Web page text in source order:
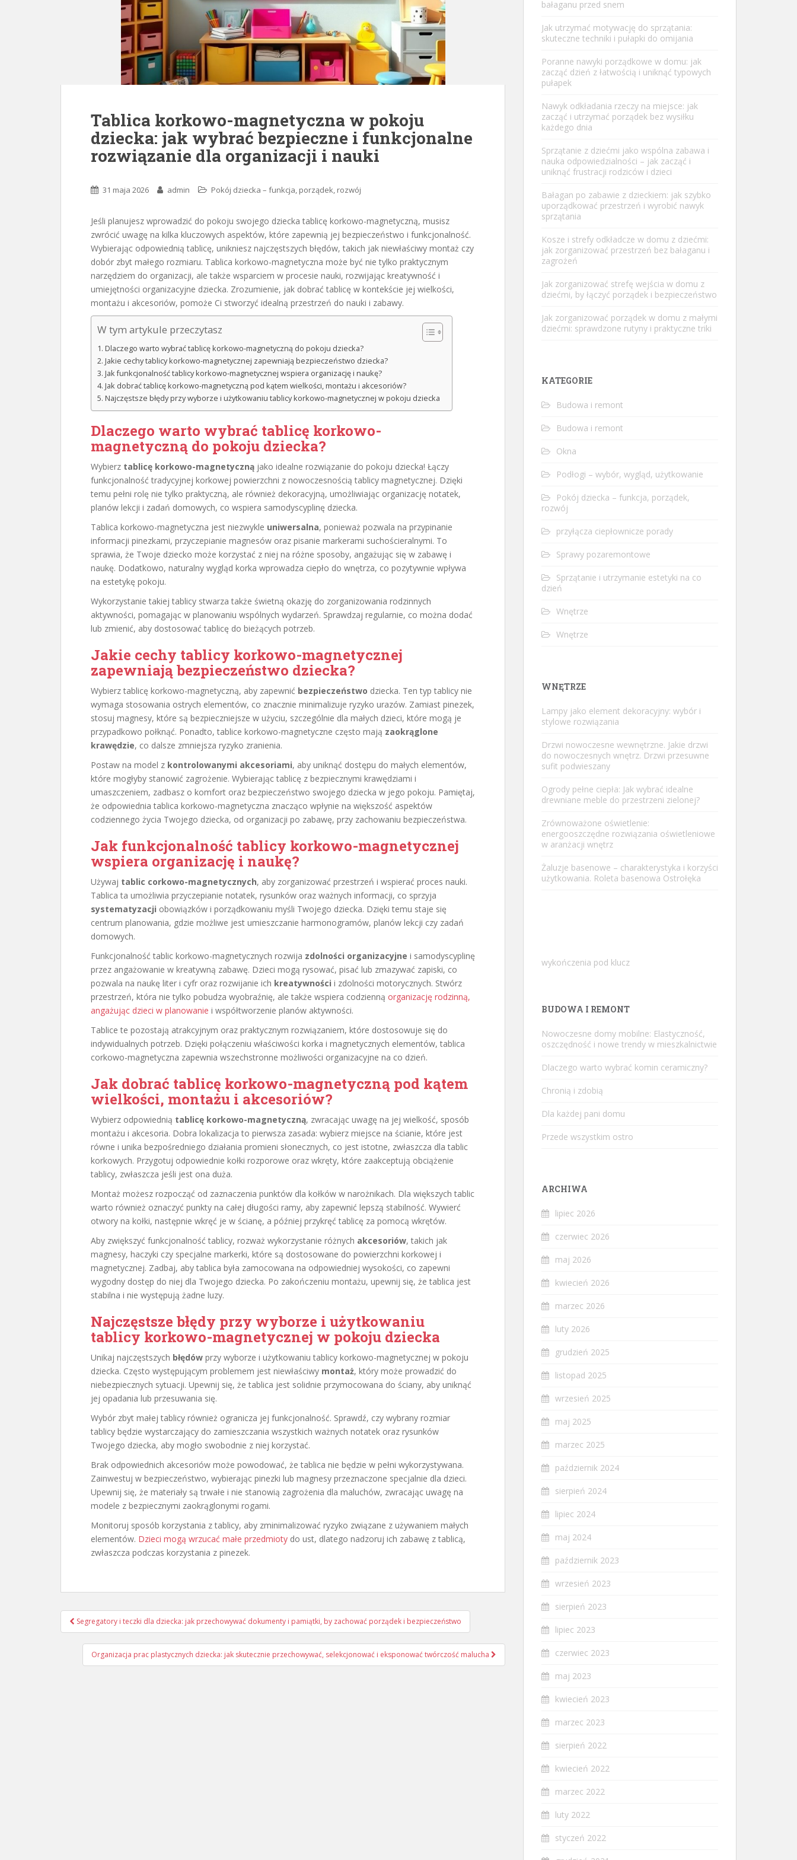
Tablica korkowo-magnetyczna w pokoju
dziecka: jak wybrać bezpieczne i funkcjonalne
rozwiązanie dla organizacji i nauki
31 maja 2026 admin Pokój dziecka – funkcja, porządek, rozwój
Jeśli planujesz wprowadzić do pokoju swojego dziecka tablicę korkowo-magnetyczną, musisz
zwrócić uwagę na kilka kluczowych aspektów, które zapewnią jej bezpieczeństwo i funkcjonalność.
Wybierając odpowiednią tablicę, unikniesz najczęstszych błędów, takich jak niewłaściwy montaż czy
dobór zbyt małego rozmiaru. Tablica korkowo-magnetyczna może być nie tylko praktycznym
narzędziem do organizacji, ale także wsparciem w procesie nauki, rozwijając kreatywność i
umiejętności organizacyjne dziecka. Zrozumienie, jak dobrać tablicę w kontekście jej wielkości,
montażu i akcesoriów, pomoże Ci stworzyć idealną przestrzeń do nauki i zabawy.
W tym artykule przeczytasz
Dlaczego warto wybrać tablicę korkowo-magnetyczną do pokoju dziecka?
Jakie cechy tablicy korkowo-magnetycznej zapewniają bezpieczeństwo dziecka?
Jak funkcjonalność tablicy korkowo-magnetycznej wspiera organizację i naukę?
Jak dobrać tablicę korkowo-magnetyczną pod kątem wielkości, montażu i akcesoriów?
Najczęstsze błędy przy wyborze i użytkowaniu tablicy korkowo-magnetycznej w pokoju dziecka
Dlaczego warto wybrać tablicę korkowo-
magnetyczną do pokoju dziecka?
Wybierz tablicę korkowo-magnetyczną jako idealne rozwiązanie do pokoju dziecka! Łączy
funkcjonalność tradycyjnej korkowej powierzchni z nowoczesnością tablicy magnetycznej. Dzięki
temu pełni rolę nie tylko praktyczną, ale również dekoracyjną, umożliwiając organizację notatek,
planów lekcji i zadań domowych, co wspiera samodyscyplinę dziecka.
Tablica korkowo-magnetyczna jest niezwykle uniwersalna, ponieważ pozwala na przypinanie
informacji pinezkami, przyczepianie magnesów oraz pisanie markerami suchościeralnymi. To
sprawia, że Twoje dziecko może korzystać z niej na różne sposoby, angażując się w zabawę i
naukę. Dodatkowo, naturalny wygląd korka wprowadza ciepło do wnętrza, co pozytywnie wpływa
na estetykę pokoju.
Wykorzystanie takiej tablicy stwarza także świetną okazję do zorganizowania rodzinnych
aktywności, pomagając w planowaniu wspólnych wydarzeń. Sprawdzaj regularnie, co można dodać
lub zmienić, aby dostosować tablicę do bieżących potrzeb.
Jakie cechy tablicy korkowo-magnetycznej
zapewniają bezpieczeństwo dziecka?
Wybierz tablicę korkowo-magnetyczną, aby zapewnić bezpieczeństwo dziecka. Ten typ tablicy nie
wymaga stosowania ostrych elementów, co znacznie minimalizuje ryzyko urazów. Zamiast pinezek,
stosuj magnesy, które są bezpieczniejsze w użyciu, szczególnie dla małych dzieci, które mogą je
przypadkowo połknąć. Ponadto, tablice korkowo-magnetyczne często mają zaokrąglone
krawędzie, co dalsze zmniejsza ryzyko zranienia.
Postaw na model z kontrolowanymi akcesoriami, aby uniknąć dostępu do małych elementów,
które mogłyby stanowić zagrożenie. Wybierając tablicę z bezpiecznymi krawędziami i
umaszczeniem, zadbasz o komfort oraz bezpieczeństwo swojego dziecka w jego pokoju. Pamiętaj,
że odpowiednia tablica korkowo-magnetyczna znacząco wpłynie na większość aspektów
codziennego życia Twojego dziecka, od organizacji po zabawę, przy zachowaniu bezpieczeństwa.
Jak funkcjonalność tablicy korkowo-magnetycznej
wspiera organizację i naukę?
Używaj tablic corkowo-magnetycznych, aby zorganizować przestrzeń i wspierać proces nauki.
Tablica ta umożliwia przyczepianie notatek, rysunków oraz ważnych informacji, co sprzyja
systematyzacji obowiązków i porządkowaniu myśli Twojego dziecka. Dzięki temu staje się
centrum planowania, gdzie możliwe jest umieszczanie harmonogramów, planów lekcji czy zadań
domowych.
Funkcjonalność tablic korkowo-magnetycznych rozwija zdolności organizacyjne i samodyscyplinę
przez angażowanie w kreatywną zabawę. Dzieci mogą rysować, pisać lub zmazywać zapiski, co
pozwala na naukę liter i cyfr oraz rozwijanie ich kreatywności i zdolności motorycznych. Stwórz
przestrzeń, która nie tylko pobudza wyobraźnię, ale także wspiera codzienną organizację rodzinną,
angażując dzieci w planowanie i współtworzenie planów aktywności.
Tablice te pozostają atrakcyjnym oraz praktycznym rozwiązaniem, które dostosowuje się do
indywidualnych potrzeb. Dzięki połączeniu właściwości korka i magnetycznych elementów, tablica
corkowo-magnetyczna zapewnia wszechstronne możliwości organizacyjne na co dzień.
Jak dobrać tablicę korkowo-magnetyczną pod kątem
wielkości, montażu i akcesoriów?
Wybierz odpowiednią tablicę korkowo-magnetyczną, zwracając uwagę na jej wielkość, sposób
montażu i akcesoria. Dobra lokalizacja to pierwsza zasada: wybierz miejsce na ścianie, które jest
równe i unika bezpośredniego działania promieni słonecznych, co jest istotne, zwłaszcza dla tablic
korkowych. Przygotuj odpowiednie kołki rozporowe oraz wkręty, które zaakceptują obciążenie
tablicy, zwłaszcza jeśli jest ona duża.
Montaż możesz rozpocząć od zaznaczenia punktów dla kołków w narożnikach. Dla większych tablic
warto również oznaczyć punkty na całej długości ramy, aby zapewnić lepszą stabilność. Wywierć
otwory na kołki, następnie wkręć je w ścianę, a później przykręć tablicę za pomocą wkrętów.
Aby zwiększyć funkcjonalność tablicy, rozważ wykorzystanie różnych akcesoriów, takich jak
magnesy, haczyki czy specjalne markerki, które są dostosowane do powierzchni korkowej i
magnetycznej. Zadbaj, aby tablica była zamocowana na odpowiedniej wysokości, co zapewni
wygodny dostęp do niej dla Twojego dziecka. Po zakończeniu montażu, upewnij się, że tablica jest
stabilna i nie występują żadne luzy.
Najczęstsze błędy przy wyborze i użytkowaniu
tablicy korkowo-magnetycznej w pokoju dziecka
Unikaj najczęstszych błędów przy wyborze i użytkowaniu tablicy korkowo-magnetycznej w pokoju
dziecka. Często występującym problemem jest niewłaściwy montaż, który może prowadzić do
niebezpiecznych sytuacji. Upewnij się, że tablica jest solidnie przymocowana do ściany, aby uniknąć
jej opadania lub przesuwania się.
Wybór zbyt małej tablicy również ogranicza jej funkcjonalność. Sprawdź, czy wybrany rozmiar
tablicy będzie wystarczający do zamieszczania wszystkich ważnych notatek oraz rysunków
Twojego dziecka, aby mogło swobodnie z niej korzystać.
Brak odpowiednich akcesoriów może powodować, że tablica nie będzie w pełni wykorzystywana.
Zainwestuj w bezpieczeństwo, wybierając pinezki lub magnesy przeznaczone specjalnie dla dzieci.
Upewnij się, że materiały są trwałe i nie stanowią zagrożenia dla maluchów, zwracając uwagę na
modele z bezpiecznymi zaokrąglonymi rogami.
Monitoruj sposób korzystania z tablicy, aby zminimalizować ryzyko związane z używaniem małych
elementów. Dzieci mogą wrzucać małe przedmioty do ust, dlatego nadzoruj ich zabawę z tablicą,
zwłaszcza podczas korzystania z pinezek.
Nawigacja
wpisu
Segregatory i teczki dla dziecka: jak przechowywać dokumenty i pamiątki, by zachować porządek i bezpieczeństwo
Organizacja prac plastycznych dziecka: jak skutecznie przechowywać, selekcjonować i eksponować twórczość malucha
bałaganu przed snem
Jak utrzymać motywację do sprzątania:
skuteczne techniki i pułapki do omijania
Poranne nawyki porządkowe w domu: jak
zacząć dzień z łatwością i uniknąć typowych
pułapek
Nawyk odkładania rzeczy na miejsce: jak
zacząć i utrzymać porządek bez wysiłku
każdego dnia
Sprzątanie z dziećmi jako wspólna zabawa i
nauka odpowiedzialności – jak zacząć i
uniknąć frustracji rodziców i dzieci
Bałagan po zabawie z dzieckiem: jak szybko
uporządkować przestrzeń i wyrobić nawyk
sprzątania
Kosze i strefy odkładcze w domu z dziećmi:
jak zorganizować przestrzeń bez bałaganu i
zagrożeń
Jak zorganizować strefę wejścia w domu z
dziećmi, by łączyć porządek i bezpieczeństwo
Jak zorganizować porządek w domu z małymi
dziećmi: sprawdzone rutyny i praktyczne triki
KATEGORIE
Budowa i remont
Budowa i remont
Okna
Podłogi – wybór, wygląd, użytkowanie
Pokój dziecka – funkcja, porządek,
rozwój
przyłącza ciepłownicze porady
Sprawy pozaremontowe
Sprzątanie i utrzymanie estetyki na co
dzień
Wnętrze
Wnętrze
WNĘTRZE
Lampy jako element dekoracyjny: wybór i
stylowe rozwiązania
Drzwi nowoczesne wewnętrzne. Jakie drzwi
do nowoczesnych wnętrz. Drzwi przesuwne
sufit podwieszany
Ogrody pełne ciepła: Jak wybrać idealne
drewniane meble do przestrzeni zielonej?
Zrównoważone oświetlenie:
energooszczędne rozwiązania oświetleniowe
w aranżacji wnętrz
Żaluzje basenowe – charakterystyka i korzyści
użytkowania. Roleta basenowa Ostrołęka
wykończenia pod klucz
BUDOWA I REMONT
Nowoczesne domy mobilne: Elastyczność,
oszczędność i nowe trendy w mieszkalnictwie
Dlaczego warto wybrać komin ceramiczny?
Chronią i zdobią
Dla każdej pani domu
Przede wszystkim ostro
ARCHIWA
lipiec 2026
czerwiec 2026
maj 2026
kwiecień 2026
marzec 2026
luty 2026
grudzień 2025
listopad 2025
wrzesień 2025
maj 2025
marzec 2025
październik 2024
sierpień 2024
lipiec 2024
maj 2024
październik 2023
wrzesień 2023
sierpień 2023
lipiec 2023
czerwiec 2023
maj 2023
kwiecień 2023
marzec 2023
sierpień 2022
kwiecień 2022
marzec 2022
luty 2022
styczeń 2022